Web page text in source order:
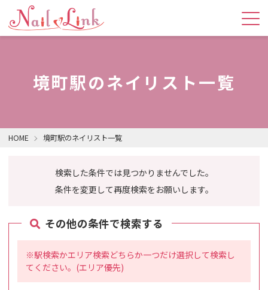
境町駅のネイリスト一覧
HOME 境町駅のネイリスト一覧
検索した条件では見つかりませんでした。
条件を変更して再度検索をお願いします。
その他の条件で検索する
※駅検索かエリア検索どちらか一つだけ選択して検索し
てください。(エリア優先)